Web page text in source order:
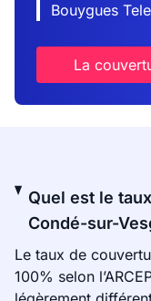
Bouygues
La
Quel est le
Condé-sur-
Le taux de
100% selon